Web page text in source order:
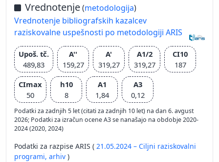
Vrednotenje(metodologija)
Vrednotenje bibliografskih kazalcev
raziskovalne uspešnosti po metodologiji ARIS
Upoš. tč.
489,83
A''
159,27
A'
319,27
A1/2
319,27
CI10
187
CImax
50
h10
8
A1
1,84
A3
0,12
Podatki za zadnjih 5 let (citati za zadnjih 10 let) na dan 6. avgust
2026; Podatki za izračun ocene A3 se nanašajo na obdobje 2020-
2024 (2020, 2024)
Podatki za razpise ARIS ( 21.05.2024 – Ciljni raziskovalni
programi, arhiv )